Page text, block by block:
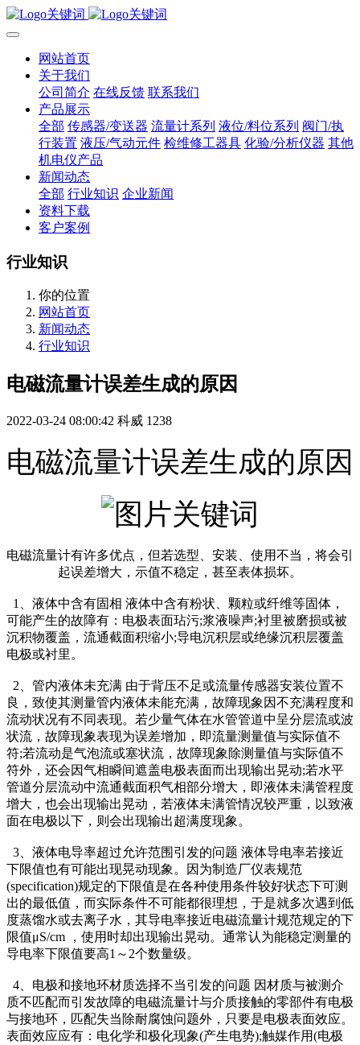
网站首页
关于我们
公司简介 在线反馈 联系我们
产品展示
全部 传感器/变送器 流量计系列 液位/料位系列 阀门/执
行装置 液压/气动元件 检维修工器具 化验/分析仪器 其他
机电仪产品
新闻动态
全部 行业知识 企业新闻
资料下载
客户案例
行业知识
你的位置
网站首页
新闻动态
行业知识
电磁流量计误差生成的原因
2022-03-24 08:00:42 科威 1238
电磁流量计误差生成的原因
电磁流量计有许多优点，但若选型、安装、使用不当，将会引
起误差增大，示值不稳定，甚至表体损坏。
1、液体中含有固相 液体中含有粉状、颗粒或纤维等固体，
可能产生的故障有：电极表面玷污;浆液噪声;衬里被磨损或被
沉积物覆盖，流通截面积缩小;导电沉积层或绝缘沉积层覆盖
电极或衬里。
2、管内液体未充满 由于背压不足或流量传感器安装位置不
良，致使其测量管内液体未能充满，故障现象因不充满程度和
流动状况有不同表现。若少量气体在水管管道中呈分层流或波
状流，故障现象表现为误差增加，即流量测量值与实际值不
符;若流动是气泡流或塞状流，故障现象除测量值与实际值不
符外，还会因气相瞬间遮盖电极表面而出现输出晃动;若水平
管道分层流动中流通截面积气相部分增大，即液体未满管程度
增大，也会出现输出晃动，若液体未满管情况较严重，以致液
面在电极以下，则会出现输出超满度现象。
3、液体电导率超过允许范围引发的问题 液体导电率若接近
下限值也有可能出现晃动现象。因为制造厂仪表规范
(specification)规定的下限值是在各种使用条件较好状态下可测
出的最低值，而实际条件不可能都很理想，于是就多次遇到低
度蒸馏水或去离子水，其导电率接近电磁流量计规范规定的下
限值μS/cm ，使用时却出现输出晃动。通常认为能稳定测量的
导电率下限值要高1～2个数量级。
4、电极和接地环材质选择不当引发的问题 因材质与被测介
质不匹配而引发故障的电磁流量计与介质接触的零部件有电极
与接地环，匹配失当除耐腐蚀问题外，只要是电极表面效应。
表面效应应有：电化学和极化现象(产生电势);触媒作用(电极